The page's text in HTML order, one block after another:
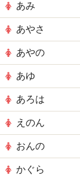
あみ
あやさ
あやの
あゆ
あろは
えのん
おんの
かぐら